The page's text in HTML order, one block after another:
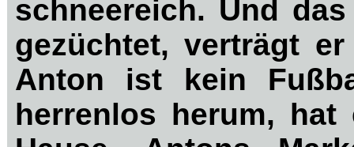
schneereich. Und
gezüchtet, verträgt
Anton ist kein
herrenlos herum,